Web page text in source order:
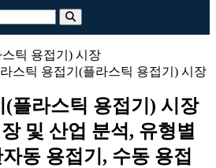
스틱 용접기(플라스틱 용접기) 시장
플라스틱 용접기) 시장
및 산업 분석, 유형별
동 용접기, 수동 용접